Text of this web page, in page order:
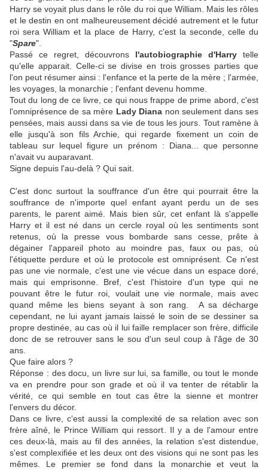
Harry se voyait plus dans le rôle du roi que William. Mais les rôles
et le destin en ont malheureusement décidé autrement et le futur
roi sera William et la place de Harry, c'est la seconde, celle du
"Spare".
Passé ce regret, découvrons l'autobiographie d'Harry telle
qu'elle apparait. Celle-ci se divise en trois grosses parties que
l'on peut résumer ainsi : l'enfance et la perte de la mère ; l'armée,
les voyages, la monarchie ; l'enfant devenu homme.
Tout du long de ce livre, ce qui nous frappe de prime abord, c'est
l'omniprésence de sa mère Lady Diana non seulement dans ses
pensées, mais aussi dans sa vie de tous les jours. Tout ramène à
elle jusqu'à son fils Archie, qui regarde fixement un coin de
tableau sur lequel figure un prénom : Diana... que personne
n'avait vu auparavant.
Signe depuis l'au-delà ? Qui sait.
C'est donc surtout la souffrance d'un être qui pourrait être la
souffrance de n'importe quel enfant ayant perdu un de ses
parents, le parent aimé. Mais bien sûr, cet enfant là s'appelle
Harry et il est né dans un cercle royal où les sentiments sont
retenus, où la presse vous bombarde sans cesse, prête à
dégainer l'appareil photo au moindre pas, faux ou pas, où
l'étiquette perdure et où le protocole est omniprésent. Ce n'est
pas une vie normale, c'est une vie vécue dans un espace doré,
mais qui emprisonne. Bref, c'est l'histoire d'un type qui ne
pouvant être le futur roi, voulait une vie normale, mais avec
quand même les biens seyant à son rang. A sa décharge
cependant, ne lui ayant jamais laissé le soin de se dessiner sa
propre destinée, au cas où il lui faille remplacer son frère, difficile
donc de se retrouver sans le sou d'un seul coup à l'âge de 30
ans.
Que faire alors ?
Réponse : des docu, un livre sur lui, sa famille, ou tout le monde
va en prendre pour son grade et où il va tenter de rétablir la
vérité, ce qui semble en tout cas être la sienne et montrer
l'envers du décor.
Dans ce livre, c'est aussi la complexité de sa relation avec son
frère aîné, le Prince William qui ressort. Il y a de l'amour entre
ces deux-là, mais au fil des années, la relation s'est distendue,
s'est complexifiée et les deux ont des visions qui ne sont pas les
mêmes. Le premier se fond dans la monarchie et veut la